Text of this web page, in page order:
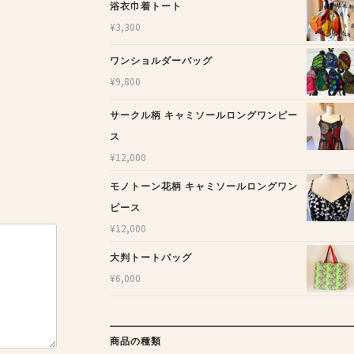
浴衣巾着トート
¥3,300
ワンショルダーバッグ
¥9,800
サークル柄 キャミソールロングワンピー
ス
¥12,000
モノトーン花柄 キャミソールロングワン
ピース
¥12,000
大判トートバッグ
¥6,000
商品の種類